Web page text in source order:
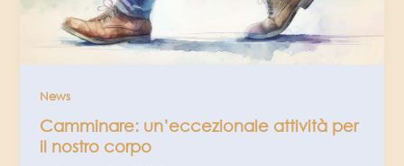
News
Camminare: un’eccezionale attività per
il nostro corpo